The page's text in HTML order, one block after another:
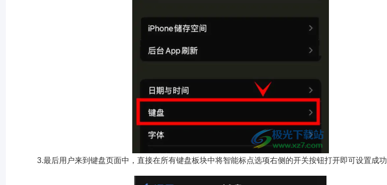
3.最后用户来到键盘页面中，直接在所有键盘板块中将智能标点选项右侧的开关按钮打开即可设置成功